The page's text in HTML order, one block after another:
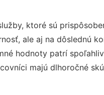
ktoré sú
ale aj na dôslednú
hodnoty patrí
majú dlhoročné